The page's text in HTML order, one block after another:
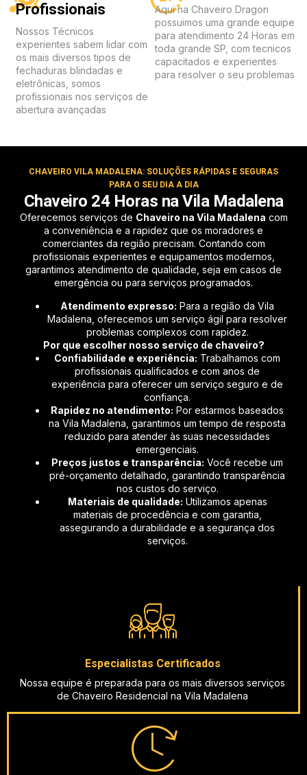
Profissionais
Nossos Técnicos
experientes sabem lidar com
os mais diversos tipos de
fechaduras blindadas e
eletrônicas, somos
profissionais nos serviços de
abertura avançadas
Aqui na Chaveiro Dragon
possuimos uma grande equipe
para atendimento 24 Horas em
toda grande SP, com tecnicos
capacitados e experientes
para resolver o seu problemas
CHAVEIRO VILA MADALENA: SOLUÇÕES RÁPIDAS E SEGURAS
PARA O SEU DIA A DIA
Chaveiro 24 Horas na Vila Madalena
Oferecemos serviços de Chaveiro na Vila Madalena com
a conveniência e a rapidez que os moradores e
comerciantes da região precisam. Contando com
profissionais experientes e equipamentos modernos,
garantimos atendimento de qualidade, seja em casos de
emergência ou para serviços programados.
Atendimento expresso: Para a região da Vila
Madalena, oferecemos um serviço ágil para resolver
problemas complexos com rapidez.
Por que escolher nosso serviço de chaveiro?
Confiabilidade e experiência: Trabalhamos com
profissionais qualificados e com anos de
experiência para oferecer um serviço seguro e de
confiança.
Rapidez no atendimento: Por estarmos baseados
na Vila Madalena, garantimos um tempo de resposta
reduzido para atender às suas necessidades
emergenciais.
Preços justos e transparência: Você recebe um
pré-orçamento detalhado, garantindo transparência
nos custos do serviço.
Materiais de qualidade: Utilizamos apenas
materiais de procedência e com garantia,
assegurando a durabilidade e a segurança dos
serviços.
Especialistas Certificados
Nossa equipe é preparada para os mais diversos serviços
de Chaveiro Residencial na Vila Madalena